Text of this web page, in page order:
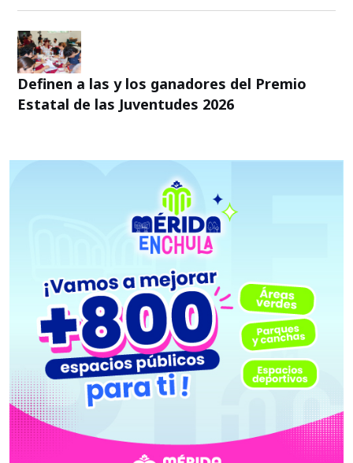
Definen a las y los ganadores del Premio
Estatal de las Juventudes 2026